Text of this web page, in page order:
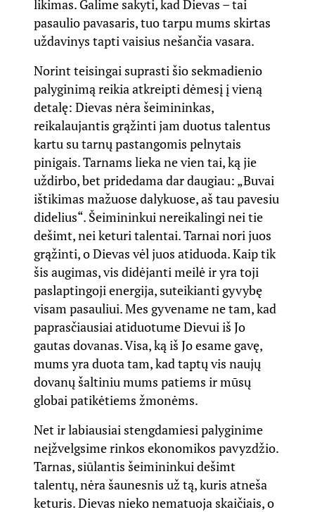
likimas. Galime sakyti, kad Dievas – tai
pasaulio pavasaris, tuo tarpu mums skirtas
uždavinys tapti vaisius nešančia vasara.
Norint teisingai suprasti šio sekmadienio
palyginimą reikia atkreipti dėmesį į vieną
detalę: Dievas nėra šeimininkas,
reikalaujantis grąžinti jam duotus talentus
kartu su tarnų pastangomis pelnytais
pinigais. Tarnams lieka ne vien tai, ką jie
uždirbo, bet pridedama dar daugiau: „Buvai
ištikimas mažuose dalykuose, aš tau pavesiu
didelius“. Šeimininkui nereikalingi nei tie
dešimt, nei keturi talentai. Tarnai nori juos
grąžinti, o Dievas vėl juos atiduoda. Kaip tik
šis augimas, vis didėjanti meilė ir yra toji
paslaptingoji energija, suteikianti gyvybę
visam pasauliui. Mes gyvename ne tam, kad
paprasčiausiai atiduotume Dievui iš Jo
gautas dovanas. Visa, ką iš Jo esame gavę,
mums yra duota tam, kad taptų vis naujų
dovanų šaltiniu mums patiems ir mūsų
globai patikėtiems žmonėms.
Net ir labiausiai stengdamiesi palyginime
neįžvelgsime rinkos ekonomikos pavyzdžio.
Tarnas, siūlantis šeimininkui dešimt
talentų, nėra šaunesnis už tą, kuris atneša
keturis. Dievas nieko nematuoja skaičiais, o